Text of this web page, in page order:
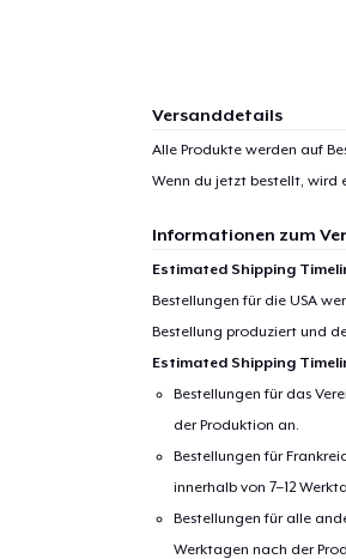
Versanddetails
Alle Produkte werden auf
Wenn du jetzt bestellt, wird
Informationen zum
Estimated Shipping
Bestellungen für die USA
Bestellung produziert und
Estimated Shipping
Bestellungen für das
der Produktion an.
Bestellungen für
innerhalb von 7–12
Bestellungen für alle
Werktagen nach der